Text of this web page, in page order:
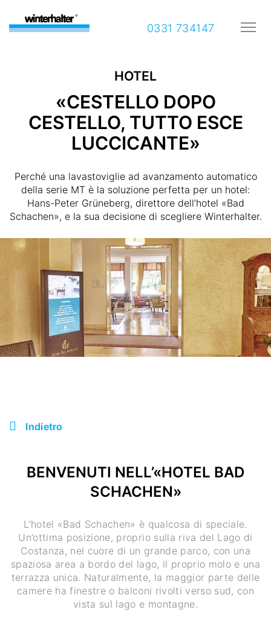
0331 734147
HOTEL
«CESTELLO DOPO
CESTELLO, TUTTO ESCE
LUCCICANTE»
Perché una lavastoviglie ad avanzamento automatico
della serie MT è la soluzione perfetta per un hotel:
Hans-Peter Grüneberg, direttore dell’hotel «Bad
Schachen», e la sua decisione di scegliere Winterhalter.
Indietro
BENVENUTI NELL’«HOTEL BAD
SCHACHEN»
L’hotel «Bad Schachen» è qualcosa di speciale.
Un’ottima posizione, proprio sulla riva del Lago di
Costanza, nel cuore di un grande parco, con una
spaziosa area a bordo del lago, il proprio molo e una
terrazza unica. Naturalmente, la maggior parte delle
camere ha finestre o balconi rivolti verso sud, con
vista sul lago e montagne.